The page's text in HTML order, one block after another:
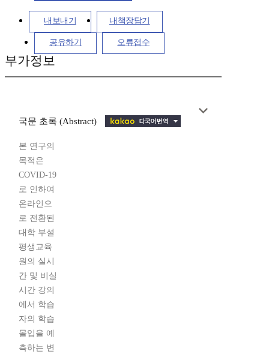
내보내기 내책장담기
공유하기 오류접수
부가정보
국문 초록 (Abstract)
본 연구의
목적은
COVID-19
로 인하여
온라인으
로 전환된
대학 부설
평생교육
원의 실시
간 및 비실
시간 강의
에서 학습
자의 학습
몰입을 예
측하는 변